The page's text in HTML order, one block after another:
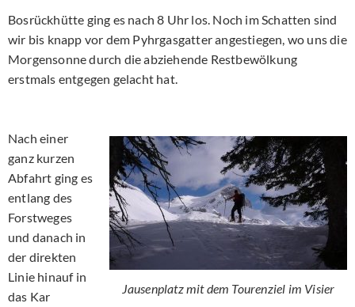
Bosrückhütte ging es nach 8 Uhr los. Noch im Schatten sind
wir bis knapp vor dem Pyhrgasgatter angestiegen, wo uns die
Morgensonne durch die abziehende Restbewölkung
erstmals entgegen gelacht hat.
Jausenplatz mit dem Tourenziel im Visier
Nach einer
ganz kurzen
Abfahrt ging es
entlang des
Forstweges
und danach in
der direkten
Linie hinauf in
das Kar